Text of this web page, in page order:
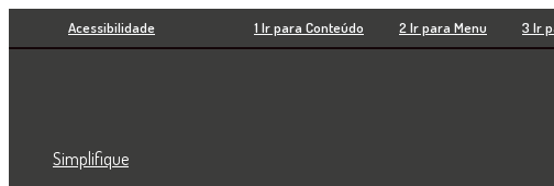
Ir
para
Acessibilidade 1 Ir para Conteúdo 2 Ir para Menu 3 Ir
Simplifique
Pesquisar